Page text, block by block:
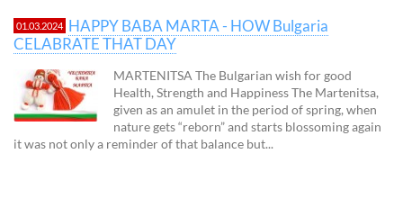
01.03.2024 HAPPY BABA MARTA - HOW Bulgaria
CELABRATE THAT DAY
MARTENITSA The Bulgarian wish for good
Health, Strength and Happiness The Martenitsa,
given as an amulet in the period of spring, when
nature gets “reborn” and starts blossoming again
it was not only a reminder of that balance but...